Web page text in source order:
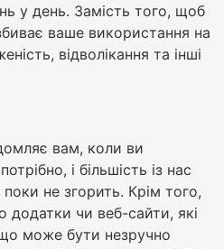
у день. Замість того, щоб
ваше використання на
відволікання та інші
вам, коли ви
і більшість із нас
не згорить. Крім того,
додатки чи веб-сайти, які
може бути незручно